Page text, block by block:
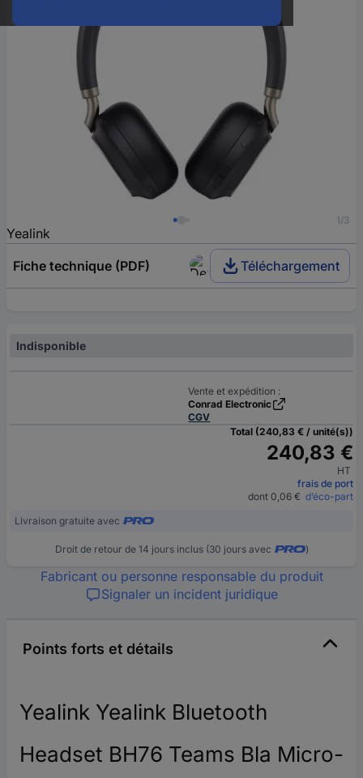
1/3
Yealink
Fiche technique (PDF)
Téléchargement
Indisponible
Vente et expédition :
Conrad Electronic
CGV
Total (240,83 € / unité(s))
240,83 €
HT
frais de port
dont 0,06 € d’éco-part
Livraison gratuite avec
Droit de retour de 14 jours inclus (30 jours avec )
Fabricant ou personne responsable du produit
Signaler un incident juridique
Points forts et détails
Yealink Yealink Bluetooth
Headset BH76 Teams Bla Micro-